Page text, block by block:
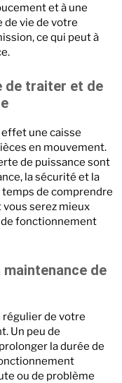
et à une
de vie de votre
ce qui peut à
de traiter et de
une caisse
en mouvement.
de puissance sont
la sécurité et la
de comprendre
serez mieux
fonctionnement
de
régulier de votre
Un peu de
la durée de
ou de problème